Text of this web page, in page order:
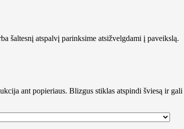
šaltesnį atspalvį parinksime atsižvelgdami į paveikslą.
ant popieriaus. Blizgus stiklas atspindi šviesą ir